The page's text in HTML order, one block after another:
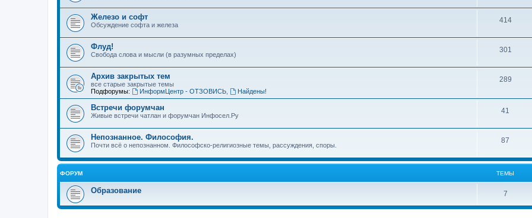
Железо и софт
Обсуждение софта и железа
414
Флуд!
Свобода слова и мысли (в разумных пределах)
301
Архив закрытых тем
все старые закрытые темы
Подфорумы:
ИнформЦентр - ОТЗОВИСЬ, Найдены!
289
Встречи форумчан
Живые встречи чатлан и форумчан Инфосел.Ру
41
Непознанное. Философия.
Почти всё о непознанном. Философско-религиозные темы, рассуждения, споры.
87
ФОРУМ ТЕМЫ
Образование 7